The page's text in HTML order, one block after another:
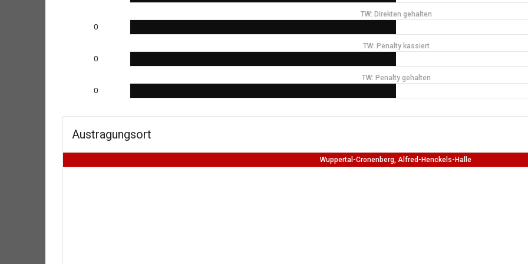
TW: Direkten gehalten
0
TW: Penalty kassiert
0
TW: Penalty gehalten
0
Austragungsort
Wuppertal-Cronenberg, Alfred-Henckels-Halle